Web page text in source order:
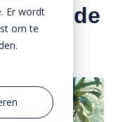
Er wordt
om te
bij de